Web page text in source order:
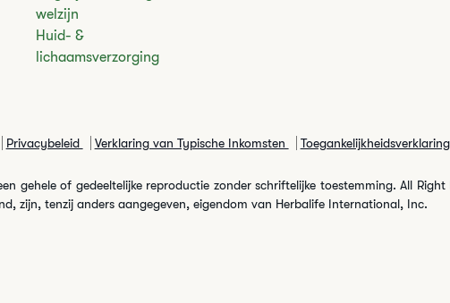
welzijn
Huid- &
lichaamsverzorging
Privacybeleid Verklaring van Typische Inkomsten Toegankelijkheidsverklaring
of gedeeltelijke reproductie zonder schriftelijke toestemming. All Right
zijn, tenzij anders aangegeven, eigendom van Herbalife International, Inc.